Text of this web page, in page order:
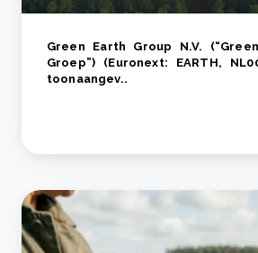
Green Earth Group N.V.
Groep”) (Euronext: EARTH,
toonaangev..